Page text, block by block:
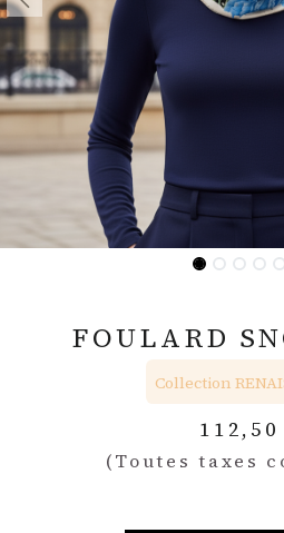
FOULARD
Collection
112,50
(Toutes taxes